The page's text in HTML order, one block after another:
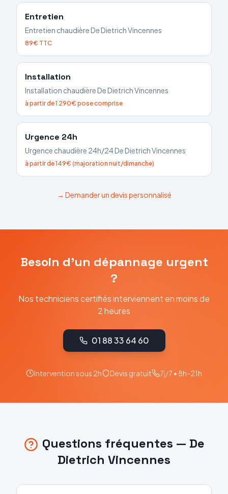
Entretien
Entretien chaudièreDe DietrichVincennes
89€ TTC
Installation
Installation chaudièreDe DietrichVincennes
à partir de 1 290€ pose comprise
Urgence 24h
Urgence chaudière 24h/24De DietrichVincennes
à partir de 149€ (majoration nuit/dimanche)
→ Demander un devis personnalisé
Besoin d'un dépannage urgent
?
Nos techniciens certifiés interviennent en moins de
2 heures
01 88 33 64 60
Intervention sous 2h Devis gratuit 7j/7 • 8h-21h
Questions fréquentes — De
Dietrich Vincennes